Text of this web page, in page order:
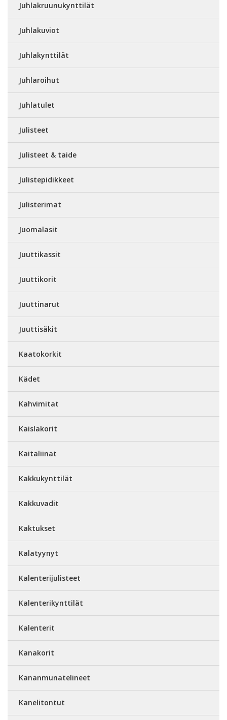
Juhlakruunukynttilät
Juhlakuviot
Juhlakynttilät
Juhlaroihut
Juhlatulet
Julisteet
Julisteet & taide
Julistepidikkeet
Julisterimat
Juomalasit
Juuttikassit
Juuttikorit
Juuttinarut
Juuttisäkit
Kaatokorkit
Kädet
Kahvimitat
Kaislakorit
Kaitaliinat
Kakkukynttilät
Kakkuvadit
Kaktukset
Kalatyynyt
Kalenterijulisteet
Kalenterikynttilät
Kalenterit
Kanakorit
Kananmunatelineet
Kanelitontut